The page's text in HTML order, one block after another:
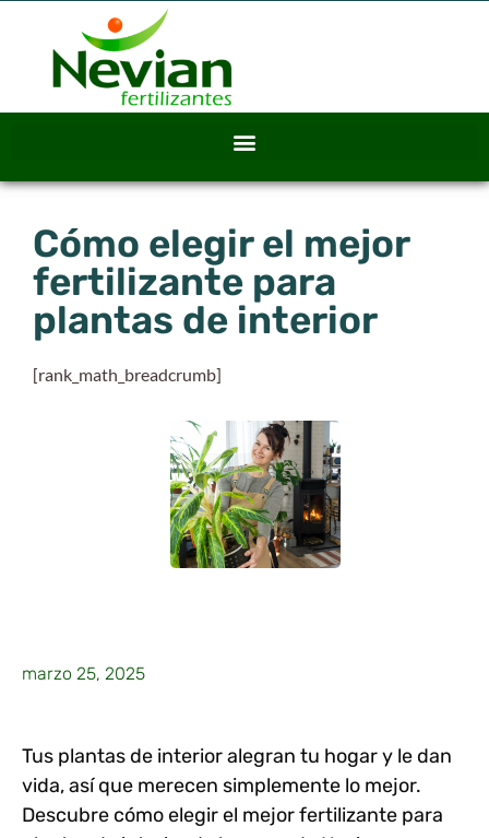
Cómo elegir el mejor
fertilizante para
plantas de interior
[rank_math_breadcrumb]
marzo 25, 2025
Tus plantas de interior alegran tu hogar y le dan
vida, así que merecen simplemente lo mejor.
Descubre cómo elegir el mejorfertilizante para